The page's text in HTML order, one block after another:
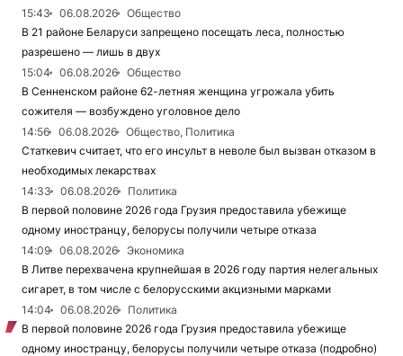
15:43
06.08.2026
Общество
В 21 районе Беларуси запрещено посещать леса, полностью
разрешено — лишь в двух
15:04
06.08.2026
Общество
В Сенненском районе 62-летняя женщина угрожала убить
сожителя — возбуждено уголовное дело
14:56
06.08.2026
Общество, Политика
Статкевич считает, что его инсульт в неволе был вызван отказом в
необходимых лекарствах
14:33
06.08.2026
Политика
В первой половине 2026 года Грузия предоставила убежище
одному иностранцу, белорусы получили четыре отказа
14:09
06.08.2026
Экономика
В Литве перехвачена крупнейшая в 2026 году партия нелегальных
сигарет, в том числе с белорусскими акцизными марками
14:04
06.08.2026
Политика
В первой половине 2026 года Грузия предоставила убежище
одному иностранцу, белорусы получили четыре отказа (подробно)